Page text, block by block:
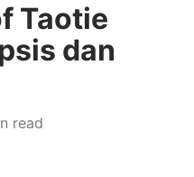
Taotie
dan
read